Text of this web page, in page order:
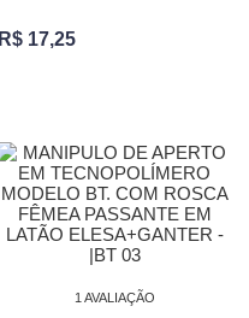
R$ 17,25
1 AVALIAÇÃO